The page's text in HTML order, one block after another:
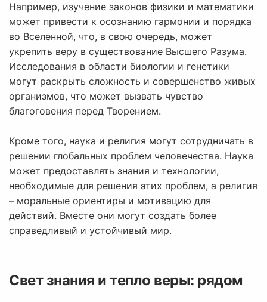
Например, изучение законов физики и математики
может привести к осознанию гармонии и порядка
во Вселенной, что, в свою очередь, может
укрепить веру в существование Высшего Разума.
Исследования в области биологии и генетики
могут раскрыть сложность и совершенство живых
организмов, что может вызвать чувство
благоговения перед Творением.
Кроме того, наука и религия могут сотрудничать в
решении глобальных проблем человечества. Наука
может предоставлять знания и технологии,
необходимые для решения этих проблем, а религия
– моральные ориентиры и мотивацию для
действий. Вместе они могут создать более
справедливый и устойчивый мир.
Свет знания и тепло веры: рядом